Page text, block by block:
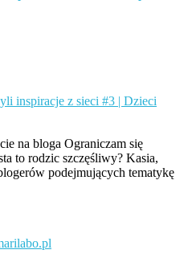
inspiracje z sieci #3 | Dzieci
na bloga Ograniczam się
to rodzic szczęśliwy? Kasia,
podejmujących tematykę